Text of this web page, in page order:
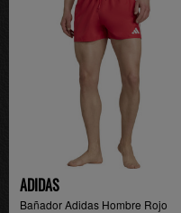
ADIDAS
Bañador Adidas Hombre Rojo